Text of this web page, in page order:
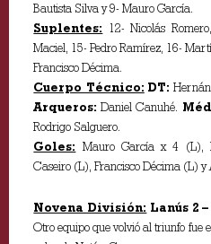
Bautista Silva y 9- Mauro García.
Suplentes: 12- Nicolás
Maciel, 15- Pedro Ramírez, 16-
Francisco Décima.
Cuerpo Técnico: DT:
Arqueros: Daniel Canuhé.
Rodrigo Salguero.
Goles: Mauro García x 4 (L),
Caseiro (L), Francisco Décima (L) y
Novena División: Lanús 2
Otro equipo que volvió al triunfo fue